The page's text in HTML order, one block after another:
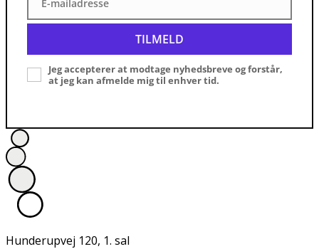
mailadresse
E-mailadresse
TILMELD
Jeg accepterer at modtage nyhedsbreve og forstår,
at jeg kan afmelde mig til enhver tid.
Hunderupvej 120, 1. sal